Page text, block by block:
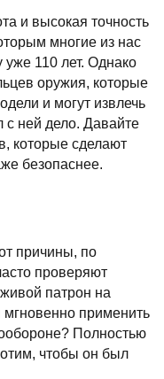
и высокая точность
многие из нас
уже 110 лет. Однако
оружия, которые
и могут извлечь
с ней дело. Давайте
которые сделают
безопаснее.
причины, по
проверяют
патрон на
мгновенно применить
Полностью
чтобы он был